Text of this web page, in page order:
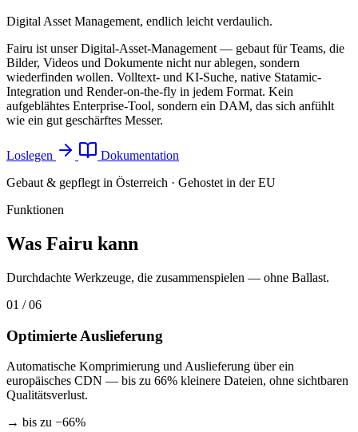
Digital Asset Management, endlich leicht verdaulich.
Fairu ist unser Digital-Asset-Management — gebaut für Teams, die
Bilder, Videos und Dokumente nicht nur ablegen, sondern
wiederfinden wollen. Volltext- und KI-Suche, native Statamic-
Integration und Render-on-the-fly in jedem Format. Kein
aufgeblähtes Enterprise-Tool, sondern ein DAM, das sich anfühlt
wie ein gut geschärftes Messer.
Loslegen
Dokumentation
Gebaut & gepflegt in Österreich · Gehostet in der EU
Funktionen
Was Fairu kann
Durchdachte Werkzeuge, die zusammenspielen — ohne Ballast.
01 / 06
Optimierte Auslieferung
Automatische Komprimierung und Auslieferung über ein
europäisches CDN — bis zu 66% kleinere Dateien, ohne sichtbaren
Qualitätsverlust.
→ bis zu −66%